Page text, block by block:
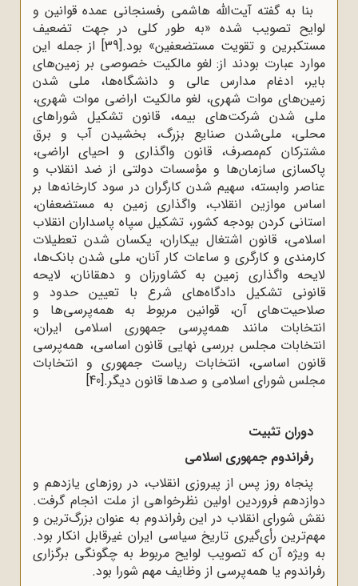
بنا به گفته آیت‌الله هاشمی رفسنجانی عمده قوانین و
لوایح تصویب شده «به طور کلی در جهت تضعیف
مستکبرین و تقویت مستضعفین» بود.[39]از جمله این
موارد عبارت بودند از: لغو مالکیت خصوصى بر زمین‌هاى
بایر، ادغام مدارس عالى و دانشگاه‌ها، ملى شدن
زمین‌هاى موات شهرى، لغو مالکیت اراضى موات شهرى،
ملى شدن شرکت‌هاى بیمه، قانون تشکیل شوراهاى
محلى، ملى‌شدن صنایع بزرگ، بخشیدن آب و برق
مشترکان کم‌مصرف، قانون واگذارى و احیاى اراضى،
پاکسازى سازمان‌ها و مؤسسات دولتى از ضد انقلاب و
عناصر وابسته، سهیم شدن کارگران در سود کارخانه‌ها بر
اساس موازین انقلاب، واگذارى زمین به مستضعفان،
استانى کردن بودجه‌ کشور، تشکیل سپاه پاسداران انقلاب
اسلامى، قانون اشتغال بیکاران، یکسان شدن تعطیلات
کارمندى و کارگرى و ساعات کار آنان، ملى شدن بانک‌ها،
لایحه واگذارى زمین به کشاورزان و دهقانان، لایحه
قانونى تشکیل دادگاه‌هاى شرع با تعیین حدود و
صلاحیت‌هاى آن، قوانین مربوط به همه‌پرسى‌ها و
انتخابات مانند همه‌پرسى جمهورى اسلامى ایران،
انتخابات مجلس بررسى نهایى قانون اساسى، همه‌پرسى
قانون اساسى، انتخابات ریاست جمهورى و انتخابات
مجلس شوراى اسلامى و صدها قانون دیگر.[40]
دوران تثبیت
رفراندوم جمهوری اسلامی
پنجاه روز پس از پیروزى انقلاب، در روزهای یازدهم و
دوازدهم فروردین اولین نظرخواهى از ملت انجام گرفت.
نقش شورای انقلاب در این رفراندوم به عنوان بزرگ‌ترین و
مهم‌ترین رأى‌گیرى تاریخ سیاسى ایران غیرقابل انکار بود.
به ویژه آن که تصویب لوایح مربوط به چگونگی برگزاری
رفراندوم یا همه‌پرسى از وظایف مهم شورا بود.